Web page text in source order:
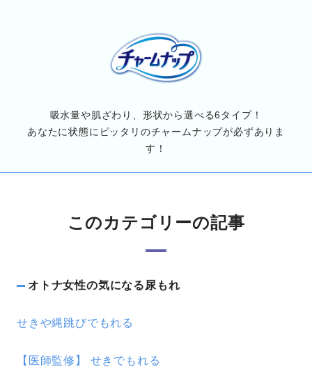
吸水量や肌ざわり、形状から選べる6タイプ！
あなたに状態にピッタリのチャームナップが必ずありま
す！
このカテゴリーの記事
オトナ女性の気になる尿もれ
せきや縄跳びでもれる
【医師監修】 せきでもれる